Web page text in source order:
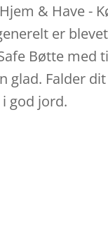
& Have -
er
Bøtte med
Falder
god jord.